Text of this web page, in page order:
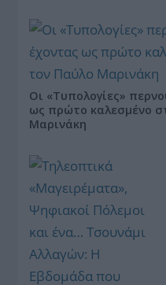
Οι «Τυπολογίες»
ως πρώτο καλεσμένο
Μαρινάκη